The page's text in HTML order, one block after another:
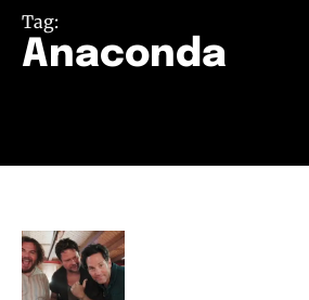
Tag:
Anaconda